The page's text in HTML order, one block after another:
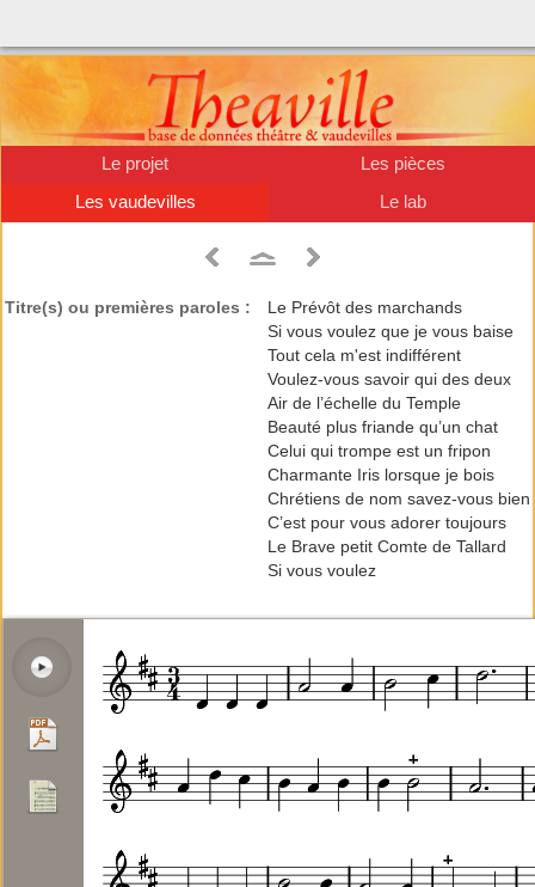
Le projet
Les pièces
Les vaudevilles
Le lab
Titre(s) ou premières paroles :
Le Prévôt des marchands
Si vous voulez que je vous baise
Tout cela m'est indifférent
Voulez-vous savoir qui des deux
Air de l’échelle du Temple
Beauté plus friande qu’un chat
Celui qui trompe est un fripon
Charmante Iris lorsque je bois
Chrétiens de nom savez-vous bien
C’est pour vous adorer toujours
Le Brave petit Comte de Tallard
Si vous voulez